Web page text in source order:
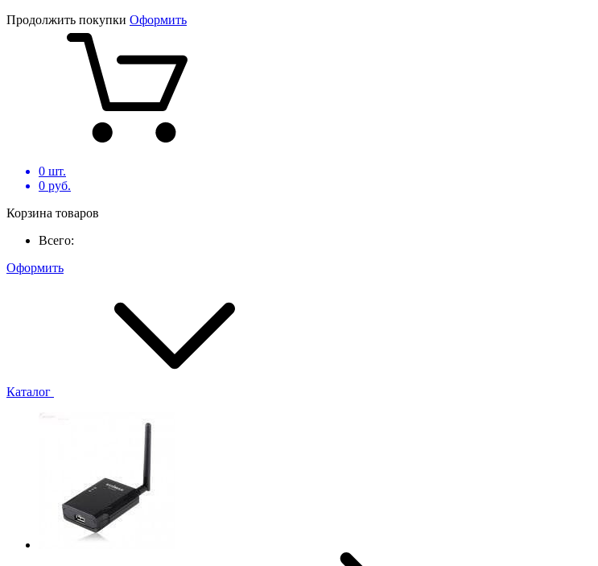
Продолжить покупки Оформить
0 шт.
0 руб.
Корзина товаров
Всего:
Оформить
Каталог